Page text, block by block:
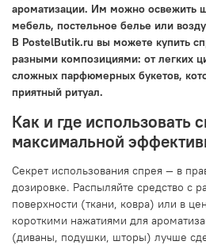
ароматизации. Им можно освежить
мебель, постельное белье или
В PostelButik.ru вы можете купить
разными композициями: от легких
сложных парфюмерных букетов,
приятный ритуал.
Как и где использовать
максимальной
Секрет использования спрея — в
дозировке. Распыляйте средство с
поверхности (ткани, ковра) или в
короткими нажатиями для
(диваны, подушки, шторы) лучше